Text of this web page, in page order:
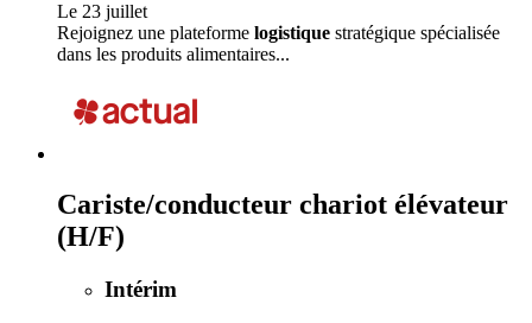
Le 23 juillet
Rejoignez une plateforme logistique stratégique spécialisée
dans les produits alimentaires...
Cariste/conducteur chariot élévateur
(H/F)
Intérim